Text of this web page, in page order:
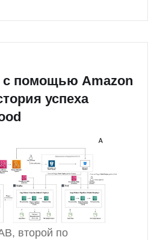
с помощью Amazon
успеха
второй по